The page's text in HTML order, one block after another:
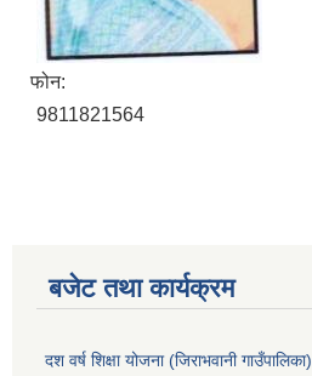
फोन:
9811821564
बजेट तथा कार्यक्रम
दश वर्ष शिक्षा योजना (जिराभवानी गाउँपालिका)